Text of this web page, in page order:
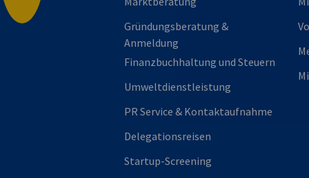
Gründungsberatung &
Anmeldung
Finanzbuchhaltung und Steuern
Umweltdienstleistung
PR Service & Kontaktaufnahme
Delegationsreisen
Startup-Screening